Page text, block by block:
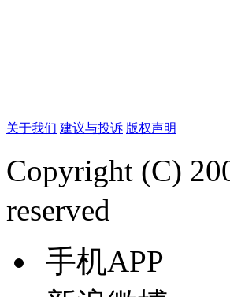
关于我们 建议与投诉 版权声明
Copyright (C)
reserved
手机APP